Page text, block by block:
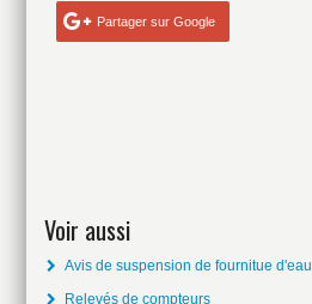
Partager sur Google
Voir aussi
Avis de suspension de fournitue d'eau
Relevés de compteurs